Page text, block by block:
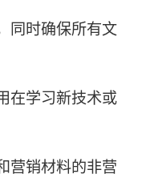
同时确保所有文
在学习新技术或
营销材料的非营